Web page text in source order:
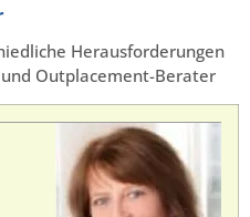
Herausforderungen
Outplacement-Berater